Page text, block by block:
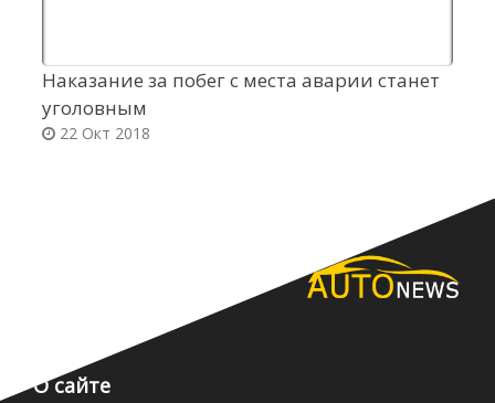
Наказание за побег с места аварии станет
уголовным
22 Окт 2018
О сайте